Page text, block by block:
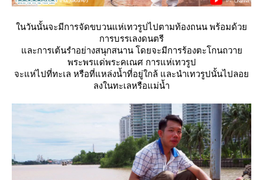
นวันนั้นจะมีการจัดขบวนแห่เทวรูปไปตามท้องถนน พร้อมด้ว
การบรรเลงดนตรี
ละการเต้นรำอย่างสนุกสนาน โดยจะมีการร้องตะโกนถวา
พระพรแด่พระคเณศ การแห่เทวรูป
จะแห่ไปที่ทะเล หรือที่แหล่งน้ำที่อยู่ใกล้ และนำเทวรูปนั้นไปลอ
ลงในทะเลหรือแม่น้ำ